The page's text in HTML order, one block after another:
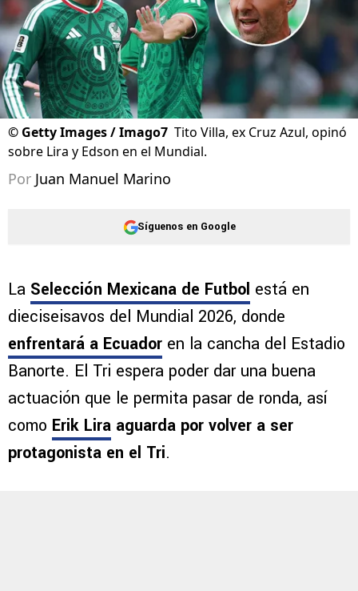
© Getty Images / Imago7 Tito Villa, ex Cruz Azul, opinó
sobre Lira y Edson en el Mundial.
Por Juan Manuel Marino
Síguenos en Google
La Selección Mexicana de Futbol está en
dieciseisavos del Mundial 2026, donde
enfrentará a Ecuador en la cancha del Estadio
Banorte. El Tri espera poder dar una buena
actuación que le permita pasar de ronda, así
como Erik Lira aguarda por volver a ser
protagonista en el Tri.